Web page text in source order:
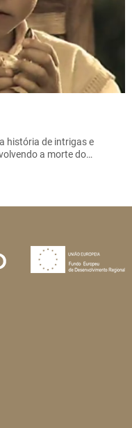
história de intrigas e
a morte do…